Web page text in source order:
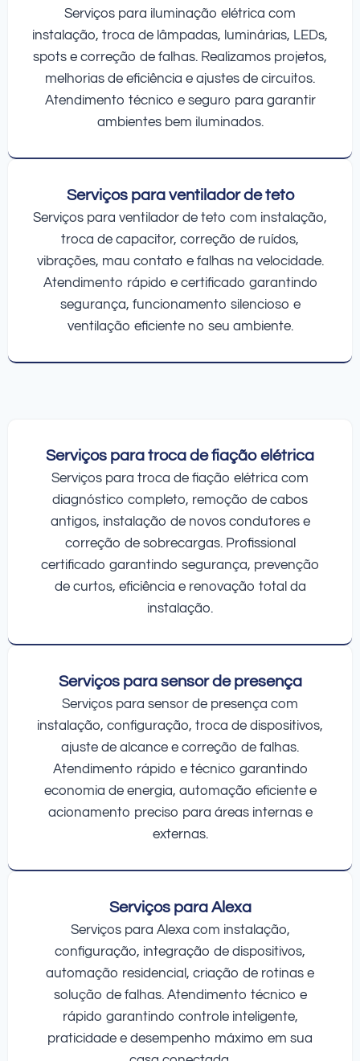
Serviços para iluminação elétrica com
instalação, troca de lâmpadas, luminárias, LEDs,
spots e correção de falhas. Realizamos projetos,
melhorias de eficiência e ajustes de circuitos.
Atendimento técnico e seguro para garantir
ambientes bem iluminados.
Serviços para ventilador de teto
Serviços para ventilador de teto com instalação,
troca de capacitor, correção de ruídos,
vibrações, mau contato e falhas na velocidade.
Atendimento rápido e certificado garantindo
segurança, funcionamento silencioso e
ventilação eficiente no seu ambiente.
Serviços para troca de fiação elétrica
Serviços para troca de fiação elétrica com
diagnóstico completo, remoção de cabos
antigos, instalação de novos condutores e
correção de sobrecargas. Profissional
certificado garantindo segurança, prevenção
de curtos, eficiência e renovação total da
instalação.
Serviços para sensor de presença
Serviços para sensor de presença com
instalação, configuração, troca de dispositivos,
ajuste de alcance e correção de falhas.
Atendimento rápido e técnico garantindo
economia de energia, automação eficiente e
acionamento preciso para áreas internas e
externas.
Serviços para Alexa
Serviços para Alexa com instalação,
configuração, integração de dispositivos,
automação residencial, criação de rotinas e
solução de falhas. Atendimento técnico e
rápido garantindo controle inteligente,
praticidade e desempenho máximo em sua